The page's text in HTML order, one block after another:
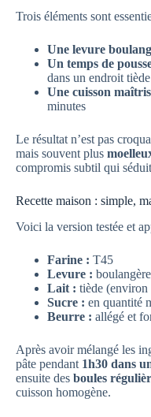
Trois éléments sont
Une levure
Un temps de
dans un endroit
Une cuisson
minutes
Le résultat n’est pas
mais souvent plus
compromis subtil qui
Recette maison : simple,
Voici la version testée et
Farine : T45
Levure :
Lait : tiède
Sucre : en quantité
Beurre : allégé et
Après avoir mélangé les
pâte pendant 1h30 dans
ensuite des boules
cuisson homogène.